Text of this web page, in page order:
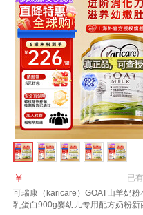
已有
￥
可瑞康（karicare）GOAT山羊奶粉
乳蛋白900g婴幼儿专用配方奶粉新